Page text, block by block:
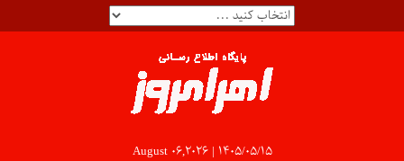
August 06,2026 | ۱۴۰۵/۰۵/۱۵